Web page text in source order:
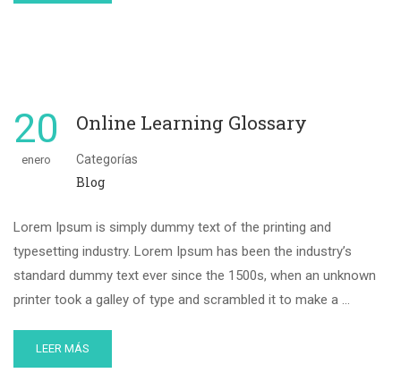
20
enero
Online Learning Glossary
Categorías
Blog
Lorem Ipsum is simply dummy text of the printing and
typesetting industry. Lorem Ipsum has been the industry’s
standard dummy text ever since the 1500s, when an unknown
printer took a galley of type and scrambled it to make a …
LEER MÁS